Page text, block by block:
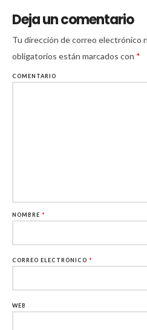
Deja un comentario
Tu dirección de correo electrónico
obligatorios están marcados con *
COMENTARIO
NOMBRE *
CORREO ELECTRÓNICO *
WEB